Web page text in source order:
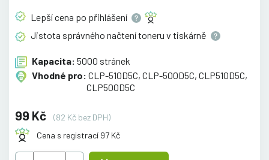
Lepší cena po přihlášení
Jistota správného načtení toneru v tiskárně
Kapacita: 5000 stránek
Vhodné pro: CLP-510D5C, CLP-500D5C, CLP510D5C,
CLP500D5C
99 Kč
(82 Kč bez DPH)
Cena s registrací 97 Kč